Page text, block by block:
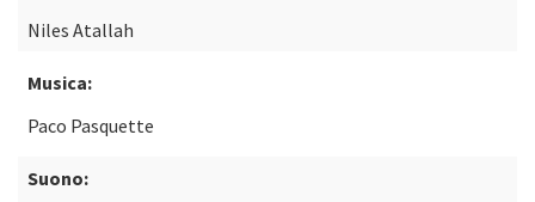
Niles Atallah
Musica:
Paco Pasquette
Suono: